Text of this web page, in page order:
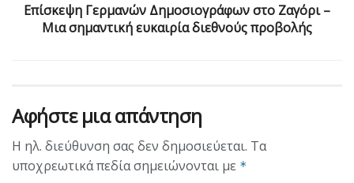
Επίσκεψη Γερμανών Δημοσιογράφων στο Ζαγόρι –
Μια σημαντική ευκαιρία διεθνούς προβολής
Αφήστε μια απάντηση
Η ηλ. διεύθυνση σας δεν δημοσιεύεται. Τα
υποχρεωτικά πεδία σημειώνονται με *